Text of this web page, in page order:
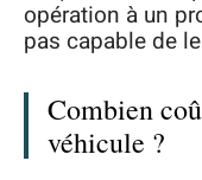
opération à un
pas capable de
Combien
véhicule ?